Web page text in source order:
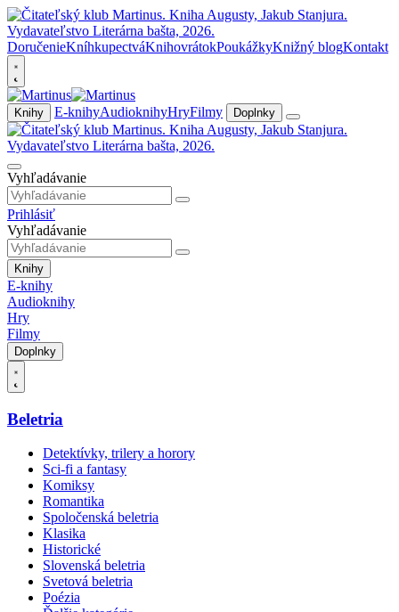
DoručenieKníhkupectváKnihovrátokPoukážkyKnižný blogKontakt
Knihy E-knihyAudioknihyHryFilmy Doplnky
Vyhľadávanie
Prihlásiť
Vyhľadávanie
Knihy
E-knihy
Audioknihy
Hry
Filmy
Doplnky
Beletria
Detektívky, trilery a horory
Sci-fi a fantasy
Komiksy
Romantika
Spoločenská beletria
Klasika
Historické
Slovenská beletria
Svetová beletria
Poézia